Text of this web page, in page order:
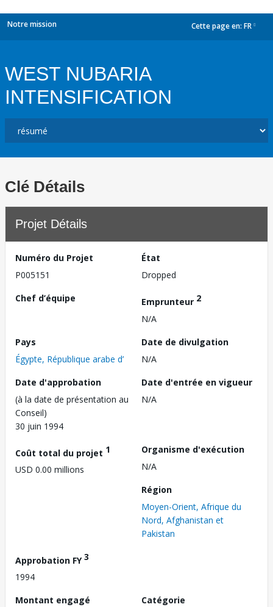
Notre mission Cette page en: FR
WEST NUBARIA
INTENSIFICATION
Clé Détails
Projet Détails
Numéro du Projet
P005151
État
Dropped
Chef d’équipe
Emprunteur 2
N/A
Pays
Égypte, République arabe d’
Date de divulgation
N/A
Date d'approbation
(à la date de présentation au
Conseil)
30 juin 1994
Date d'entrée en vigueur
N/A
Coût total du projet 1
USD 0.00 millions
Organisme d'exécution
N/A
Région
Moyen-Orient, Afrique du
Nord, Afghanistan et
Pakistan
Approbation FY3
1994
Montant engagé
Catégorie